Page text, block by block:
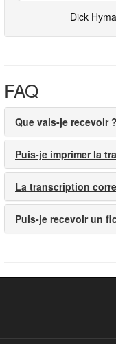
Dick
FAQ
Que vais-je recevoir ?
Puis-je imprimer la
La transcription
Puis-je recevoir un